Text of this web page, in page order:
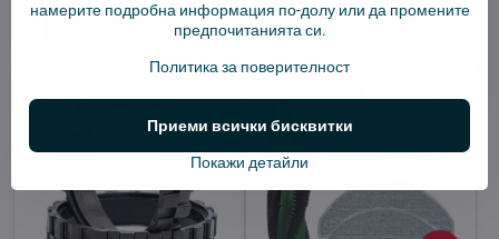
Покажи Добави в количката
намерите подробна информация по-долу или да промените
предпочитанията си.
Политика за поверителност
Покажи детайли
Приеми всички бисквитки